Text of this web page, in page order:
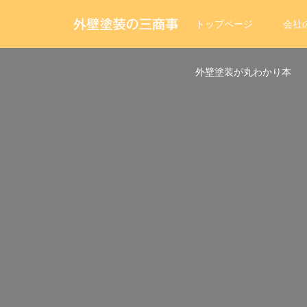
トップページ 会社
外壁塗装が丸わかり本